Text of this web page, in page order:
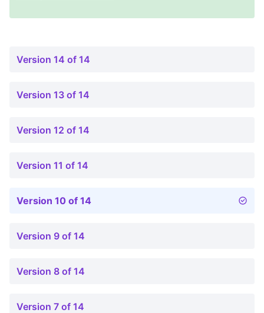
Version 14 of 14
Version 13 of 14
Version 12 of 14
Version 11 of 14
Version 10 of 14
Version 9 of 14
Version 8 of 14
Version 7 of 14